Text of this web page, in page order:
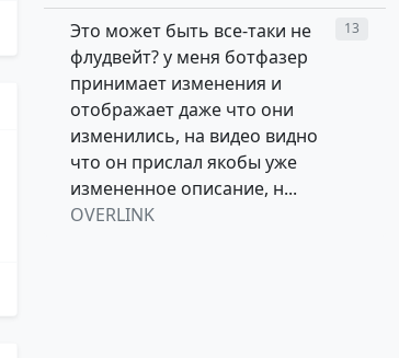
Это может быть все-таки не
флудвейт? у меня ботфазер
принимает изменения и
отображает даже что они
изменились, на видео видно
что он прислал якобы уже
измененное описание, н...
OVERLINK
13